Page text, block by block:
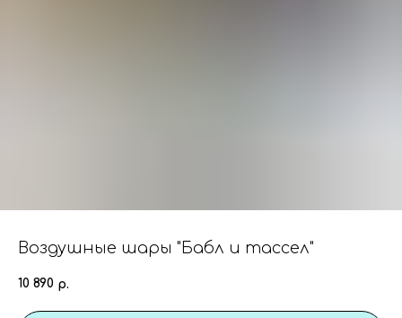
Воздушные шары "Бабл и тассел"
10 890 р.